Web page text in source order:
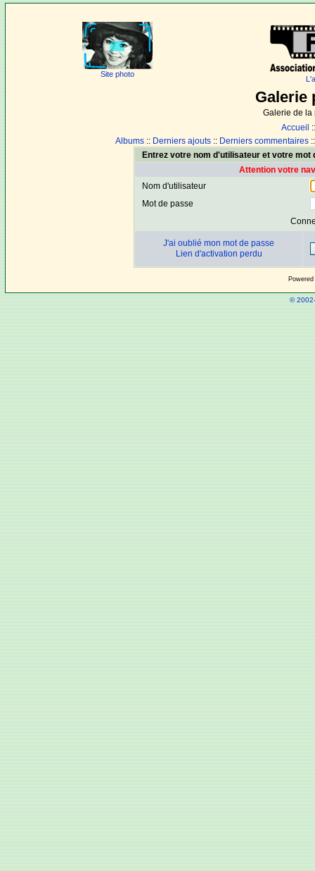
Site photo
Galerie
Galerie de la
Accueil
Albums :: Derniers ajouts :: Derniers commentaires
Entrez votre nom d'utilisateur et votre
Attention votre
Nom d'utilisateur
Mot de passe
J'ai oublié mon mot de passe
Lien d'activation perdu
©